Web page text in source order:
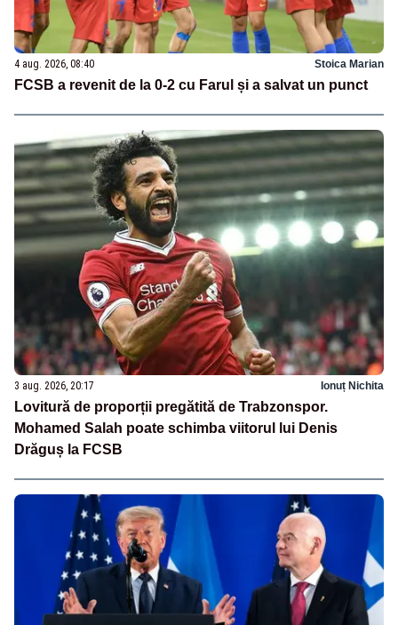
4 aug. 2026, 08:40 Stoica Marian
FCSB a revenit de la 0-2 cu Farul și a salvat un punct
3 aug. 2026, 20:17 Ionuț Nichita
Lovitură de proporții pregătită de Trabzonspor.
Mohamed Salah poate schimba viitorul lui Denis
Drăguș la FCSB